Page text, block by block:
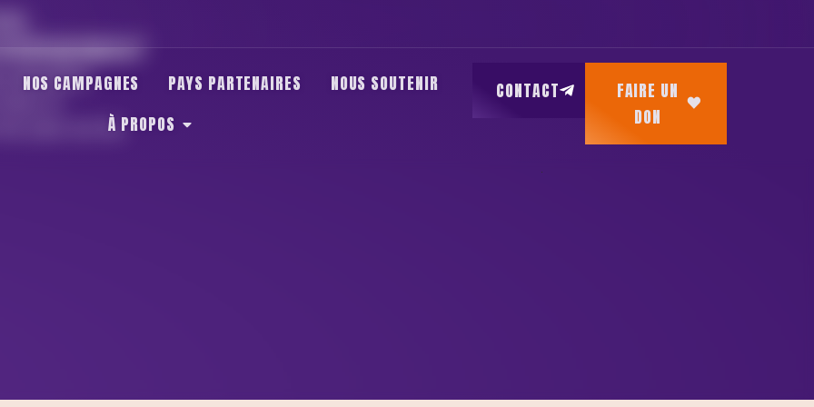
NOS CAMPAGNES PAYS PARTENAIRES
NOUS SOUTENIR
À PROPOS
CONTACT
FAIRE UN
DON
palestinien
le
yeux sur les